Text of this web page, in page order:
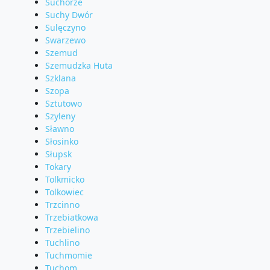
Suchy Dwór
Sulęczyno
Swarzewo
Szemud
Szemudzka Huta
Szklana
Szopa
Sztutowo
Szyleny
Sławno
Słosinko
Słupsk
Tokary
Tolkmicko
Tolkowiec
Trzcinno
Trzebiatkowa
Trzebielino
Tuchlino
Tuchmomie